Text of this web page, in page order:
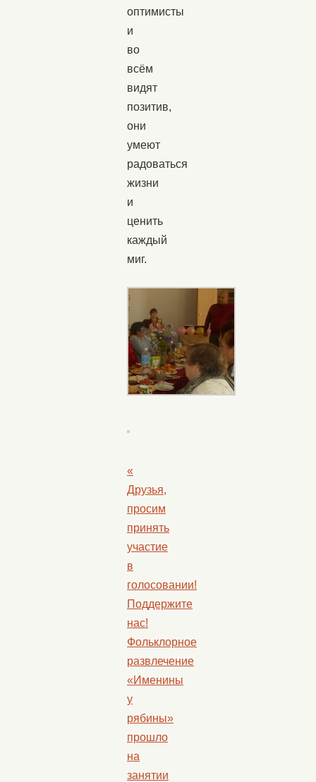
оптимисты
и
во
всём
видят
позитив,
они
умеют
радоваться
жизни
и
ценить
каждый
миг.
«
Друзья,
просим
принять
участие
в
голосовании!
Поддержите
нас!
Фольклорное
развлечение
«Именины
у
рябины»
прошло
на
занятии